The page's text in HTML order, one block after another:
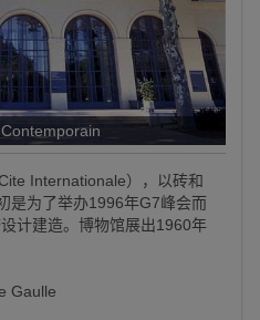
Internationale），以砖和
是为了举办1996年G7峰会而
计建造。博物馆展出1960年
Gaulle